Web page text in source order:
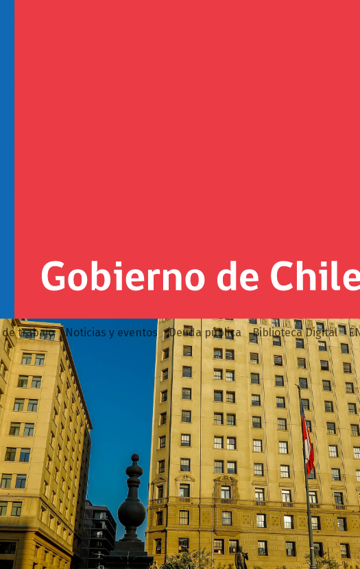
de trabajo Noticias y eventos Deuda pública Biblioteca Digital
su cuarta sesión del año